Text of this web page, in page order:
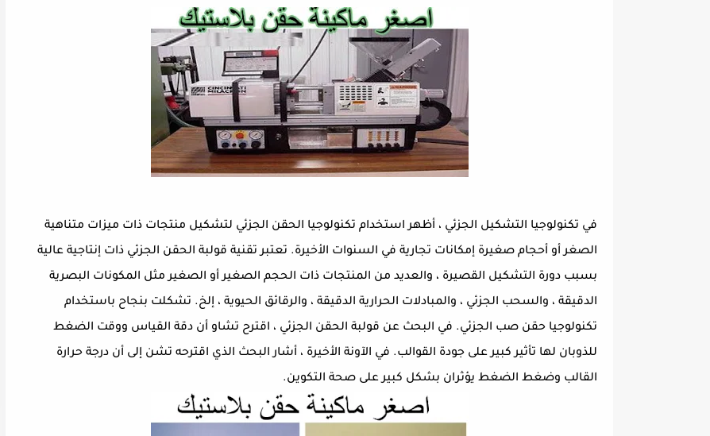
في تكنولوجيا التشكيل الجزئي ، أظهر استخدام تكنولوجيا الحقن الجزئي لتشكيل منتجات ذات ميزات متناهية
الصغر أو أحجام صغيرة إمكانات تجارية في السنوات الأخيرة. تعتبر تقنية قولبة الحقن الجزئي ذات إنتاجية عالية
بسبب دورة التشكيل القصيرة ، والعديد من المنتجات ذات الحجم الصغير أو الصغير مثل المكونات البصرية
الدقيقة ، والسحب الجزئي ، والمبادلات الحرارية الدقيقة ، والرقائق الحيوية ، إلخ. تشكلت بنجاح باستخدام
تكنولوجيا حقن صب الجزئي. في البحث عن قولبة الحقن الجزئي ، اقترح تشاو أن دقة القياس ووقت الضغط
للذوبان لها تأثير كبير على جودة القوالب. في الآونة الأخيرة ، أشار البحث الذي اقترحه تشن إلى أن درجة حرارة
القالب وضغط الضغط يؤثران بشكل كبير على صحة التكوين.